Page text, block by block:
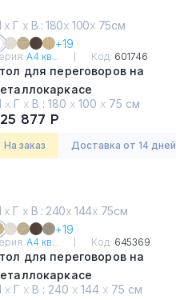
х Г х В : 180х 100х 75см
+19
А4 кв... Код: 601746
для переговоров на
премиум
х Г х В : 180 х 100 х 75 см
25 877 Р
На заказ Доставка от 14 дней
х Г х В : 240х 144х 75см
+19
А4 кв... Код: 645369
для переговоров на
дуб
х Г х В : 240 х 144 х 75 см